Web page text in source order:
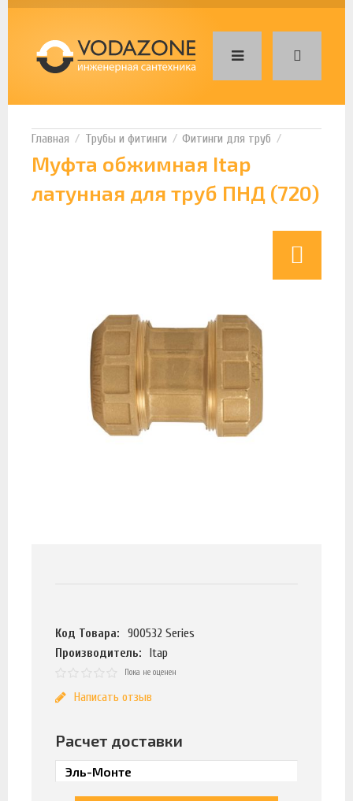
Трубы и фитинги Фитинги для труб
Муфта обжимная Itap
латунная для труб ПНД (720)
Код Товара:
900532 Series
Производитель:
Itap
Пока не оценен
Написать отзыв
Расчет доставки